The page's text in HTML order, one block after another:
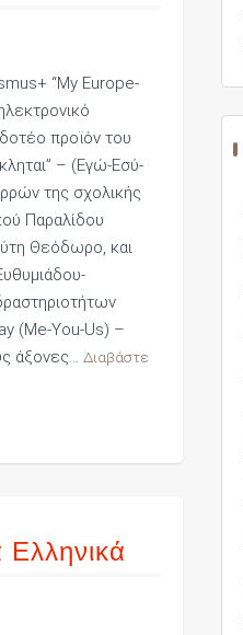
“My Europe-
προϊόν του
– (Εγώ-Εσύ-
της σχολικής
Παραλίδου
Θεόδωρο, και
(Me-You-Us) –
άξονες… Διαβάστε